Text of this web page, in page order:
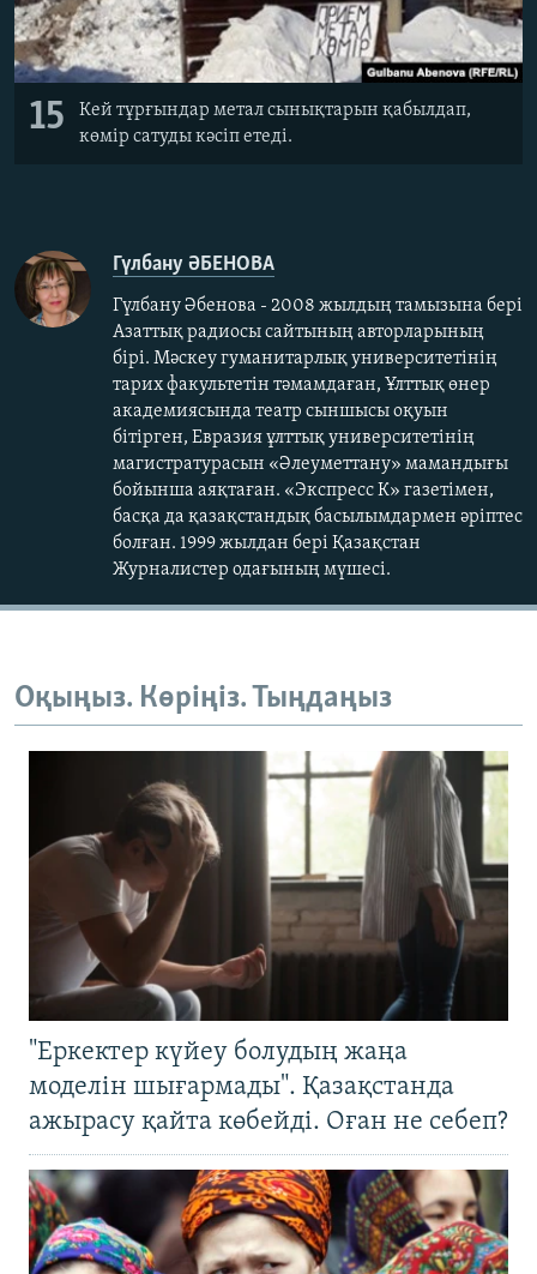
15
Кей тұрғындар метал сынықтарын қабылдап,
көмір сатуды кәсіп етеді.
Гүлбану ӘБЕНОВА
Гүлбану Әбенова - 2008 жылдың тамызына бері
Азаттық радиосы сайтының авторларының
бірі. Мәскеу гуманитарлық университетінің
тарих факультетін тәмамдаған, Ұлттық өнер
академиясында театр сыншысы оқуын
бітірген, Евразия ұлттық университетінің
магистратурасын «Әлеуметтану» мамандығы
бойынша аяқтаған. «Экспресс К» газетімен,
басқа да қазақстандық басылымдармен әріптес
болған. 1999 жылдан бері Қазақстан
Журналистер одағының мүшесі.
Оқыңыз. Көріңіз. Тыңдаңыз
"Еркектер күйеу болудың жаңа
моделін шығармады". Қазақстанда
ажырасу қайта көбейді. Оған не себеп?